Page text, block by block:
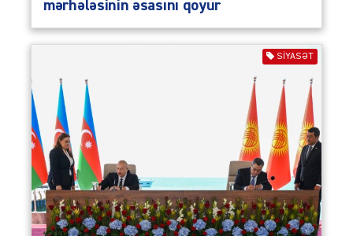
mərhələsinin əsasını qoyur
SIYASƏT